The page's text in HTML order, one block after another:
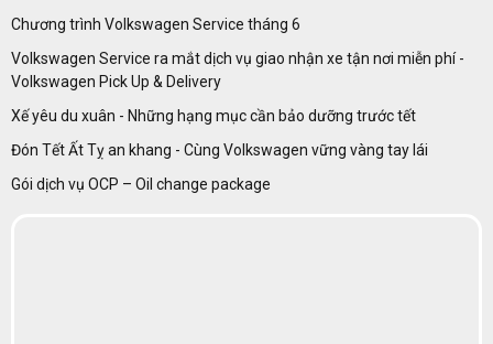
Chương trình Volkswagen Service tháng 6
Volkswagen Service ra mắt dịch vụ giao nhận xe tận nơi miễn phí -
Volkswagen Pick Up & Delivery
Xế yêu du xuân - Những hạng mục cần bảo dưỡng trước tết
Đón Tết Ất Tỵ an khang - Cùng Volkswagen vững vàng tay lái
Gói dịch vụ OCP – Oil change package